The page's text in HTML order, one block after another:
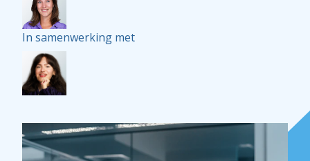
In samenwerking met